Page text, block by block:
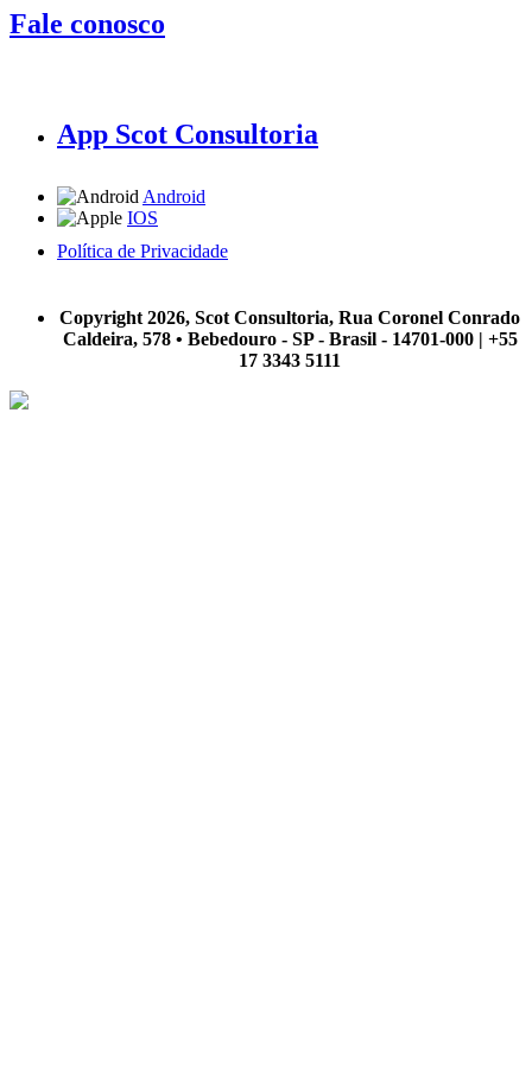
Fale conosco
App Scot Consultoria
Android
IOS
Política de Privacidade
Copyright 2026, Scot Consultoria, Rua Coronel Conrado
Caldeira, 578 • Bebedouro - SP - Brasil - 14701-000 | +55
17 3343 5111